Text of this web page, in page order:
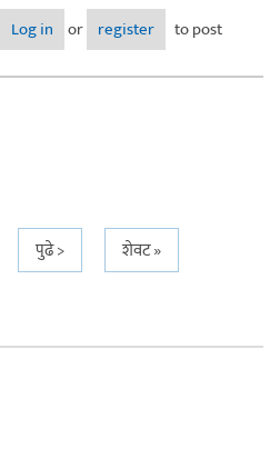
डॉक्टरांबद्दल माहितीची देवघेव
Log in or register
to post
पुढे > शेवट »